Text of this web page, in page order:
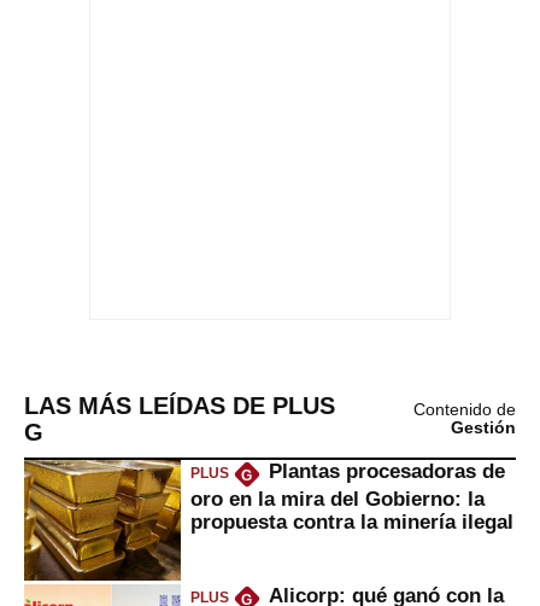
LAS MÁS LEÍDAS DE PLUS
G
Contenido de
Gestión
PLUS G
Plantas procesadoras de
oro en la mira del Gobierno: la
propuesta contra la minería ilegal
PLUS G
Alicorp: qué ganó con la